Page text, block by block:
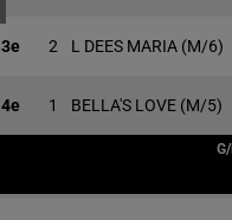
3e 2 L DEES MARIA (M/6)
4e 1 BELLA'S LOVE (M/5)